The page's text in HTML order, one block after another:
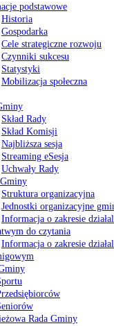
podstawowe
Historia
Gospodarka
Cele strategiczne rozwoju
Czynniki sukcesu
Statystyki
Mobilizacja społeczna
Skład Rady
Skład Komisji
Najbliższa sesja
Streaming eSesja
Uchwały Rady
Struktura organizacyjna
Jednostki organizacyjne
Informacja o zakresie
do czytania
Informacja o zakresie
Rada Gminy